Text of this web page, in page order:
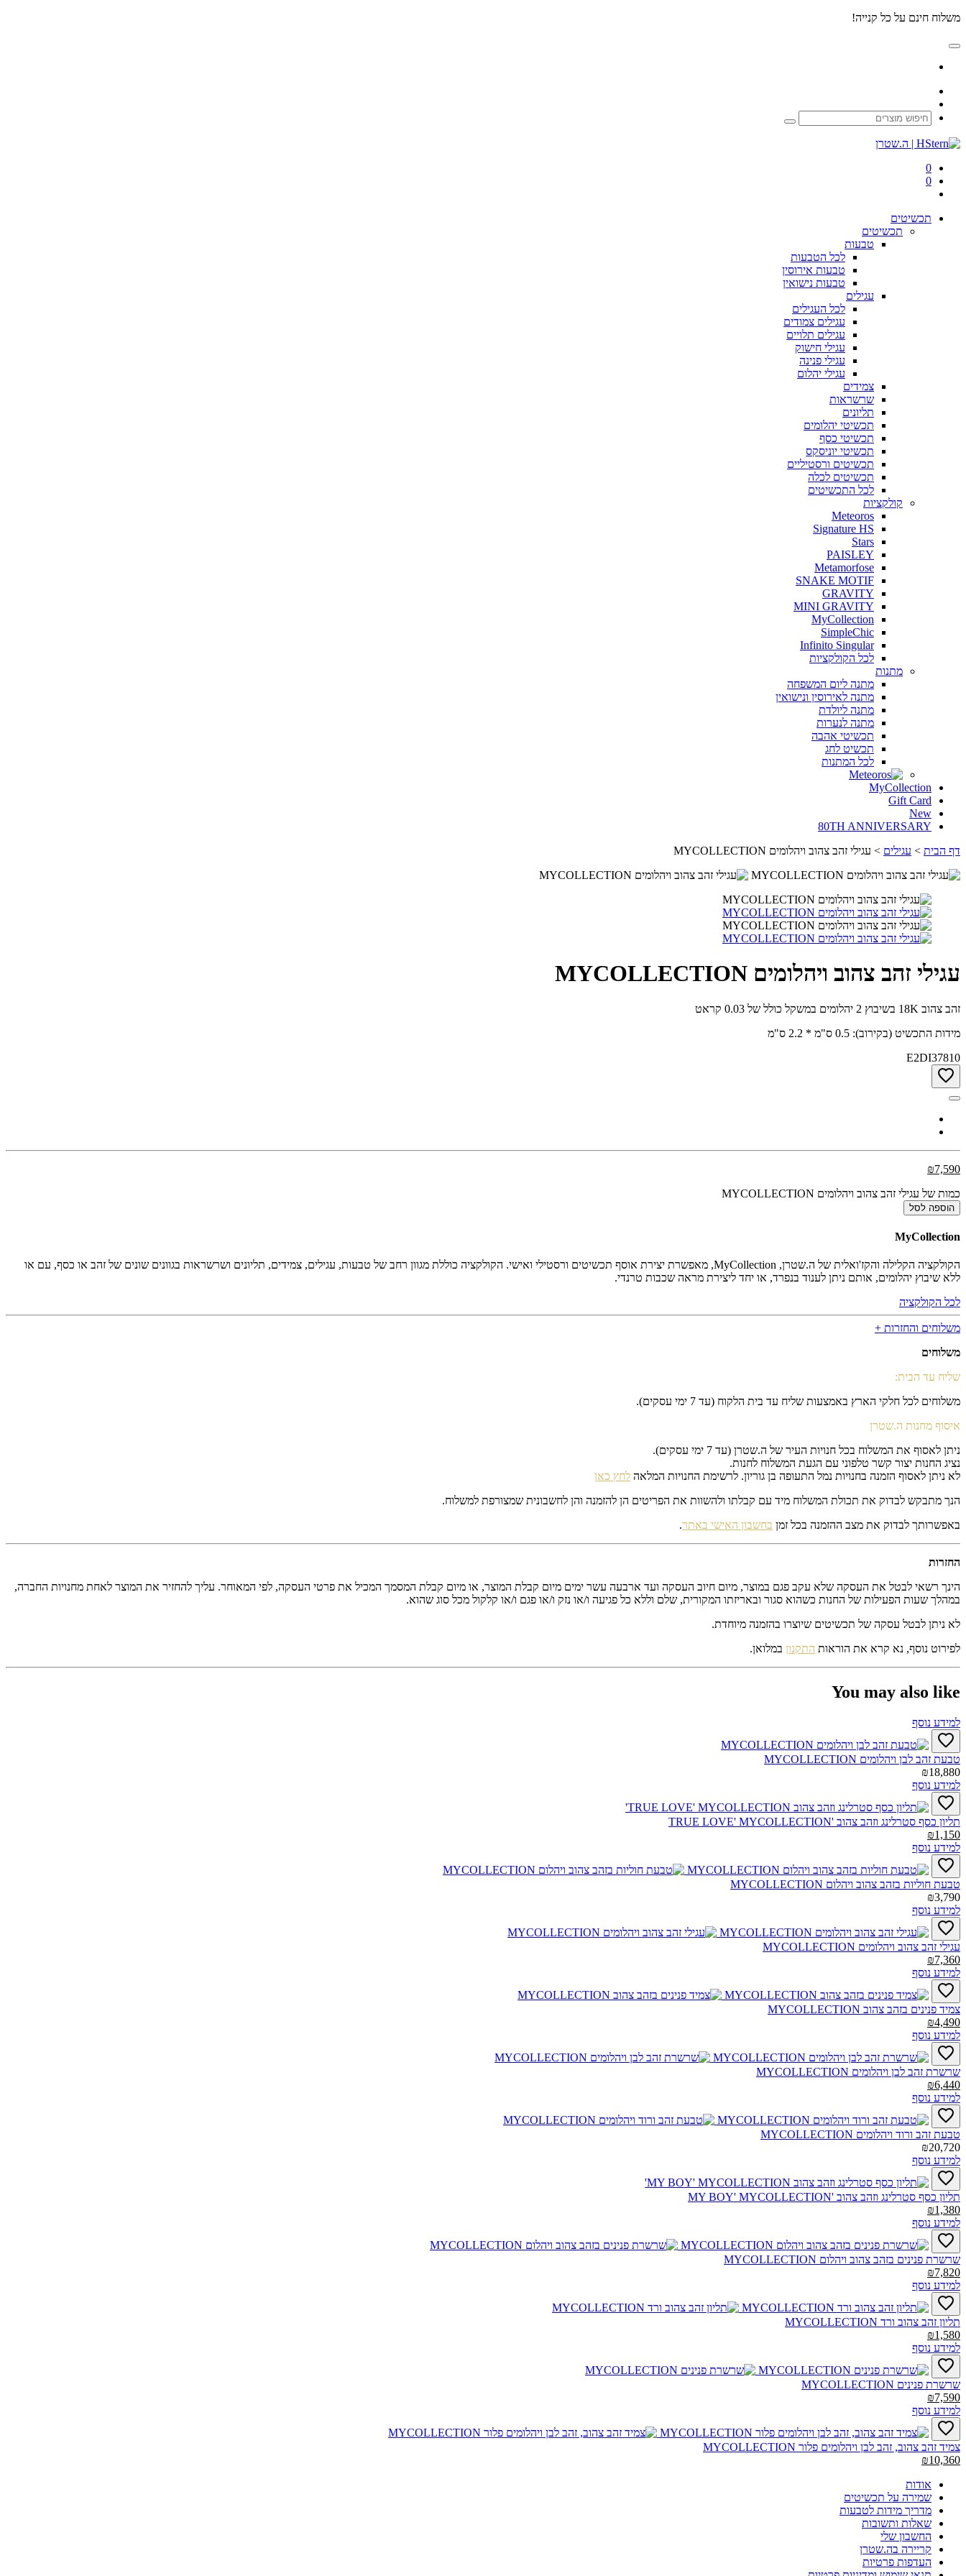
משלוח חינם על כל קנייה!
0
0
תכשיטים
תכשיטים
טבעות
לכל הטבעות
טבעות אירוסין
טבעות נישואין
עגילים
לכל העגילים
עגילים צמודים
עגילים תלויים
עגילי חישוק
עגילי פנינה
עגילי יהלום
צמידים
שרשראות
תליונים
תכשיטי יהלומים
תכשיטי כסף
תכשיטי יוניסקס
תכשיטים ורסטיליים
תכשיטים לכלה
לכל התכשיטים
קולקציות
Meteoros
Signature HS
Stars
PAISLEY
Metamorfose
SNAKE MOTIF
GRAVITY
MINI GRAVITY
MyCollection
SimpleChic
Infinito Singular
לכל הקולקציות
מתנות
מתנה ליום המשפחה
מתנה לאירוסין ונישואין
מתנה ליולדת
מתנה לנערות
תכשיטי אהבה
תכשיט לחג
לכל המתנות
MyCollection
Gift Card
New
80TH ANNIVERSARY
דף הבית > עגילים > עגילי זהב צהוב ויהלומים MYCOLLECTION
עגילי זהב צהוב ויהלומים MYCOLLECTION
זהב צהוב 18K בשיבוץ 2 יהלומים במשקל כולל של 0.03 קראט
מידות התכשיט (בקירוב): 0.5 ס"מ * 2.2 ס"מ
E2DI37810
₪7,590
כמות של עגילי זהב צהוב ויהלומים MYCOLLECTION
הוספה לסל
MyCollection
הקולקציה הקלילה והקז'ואלית של ה.שטרן, MyCollection, מאפשרת יצירת אוסף תכשיטים ורסטילי ואישי. הקולקציה כוללת מגוון רחב של טבעות, עגילים, צמידים, תליונים ושרשראות בגוונים שונים של זהב או כסף, עם או
ללא שיבוץ יהלומים, אותם ניתן לענוד בנפרד, או יחד ליצירת מראה שכבות טרנדי.
לכל הקולקציה
משלוחים והחזרות +
משלוחים
שליח עד הבית:
משלוחים לכל חלקי הארץ באמצעות שליח עד בית הלקוח (עד 7 ימי עסקים).
איסוף מחנות ה.שטרן
ניתן לאסוף את המשלוח בכל חנויות העיר של ה.שטרן (עד 7 ימי עסקים).
נציג החנות יצור קשר טלפוני עם הגעת המשלוח לחנות.
לא ניתן לאסוף הזמנה בחנויות נמל התעופה בן גוריון. לרשימת החנויות המלאה לחץ כאן
הנך מתבקש לבדוק את תכולת המשלוח מיד עם קבלתו ולהשוות את הפריטים הן להזמנה והן לחשבונית שמצורפת למשלוח.
באפשרותך לבדוק את מצב ההזמנה בכל זמן בחשבון האישי באתר.
החזרות
הינך רשאי לבטל את העסקה שלא עקב פגם במוצר, מיום חיוב העסקה ועד ארבעה עשר ימים מיום קבלת המוצר, או מיום קבלת המסמך המכיל את פרטי העסקה, לפי המאוחר. עליך להחזיר את המוצר לאחת מחנויות החברה,
במהלך שעות הפעילות של החנות כשהוא סגור ובאריזתו המקורית, שלם וללא כל פגיעה ו/או נזק ו/או פגם ו/או קלקול מכל סוג שהוא.
לא ניתן לבטל עסקה של תכשיטים שיוצרו בהזמנה מיוחדת.
לפירוט נוסף, נא קרא את הוראות התקנון במלואן.
You may also like
למידע נוסף
טבעת זהב לבן ויהלומים MYCOLLECTION‎
₪18,880
למידע נוסף
תליון כסף סטרלינג וזהב צהוב TRUE LOVE' MYCOLLECTION'‎
₪1,150
למידע נוסף
טבעת חוליות בזהב צהוב ויהלום MYCOLLECTION‎
₪3,790
למידע נוסף
עגילי זהב צהוב ויהלומים MYCOLLECTION‎
₪7,360
למידע נוסף
צמיד פנינים בזהב צהוב MYCOLLECTION‎
₪4,490
למידע נוסף
שרשרת זהב לבן ויהלומים MYCOLLECTION‎
₪6,440
למידע נוסף
טבעת זהב ורוד ויהלומים MYCOLLECTION‎
₪20,720
למידע נוסף
תליון כסף סטרלינג וזהב צהוב MY BOY' MYCOLLECTION'‎
₪1,380
למידע נוסף
שרשרת פנינים בזהב צהוב ויהלום MYCOLLECTION‎
₪7,820
למידע נוסף
תליון זהב צהוב ורד MYCOLLECTION‎
₪1,580
למידע נוסף
שרשרת פנינים MYCOLLECTION‎
₪7,590
למידע נוסף
צמיד זהב צהוב, זהב לבן ויהלומים פלור MYCOLLECTION‎
₪10,360
אודות
שמירה על תכשיטים
מדריך מידות לטבעות
שאלות ותשובות
החשבון שלי
קריירה בה.שטרן
העדפות פרטיות